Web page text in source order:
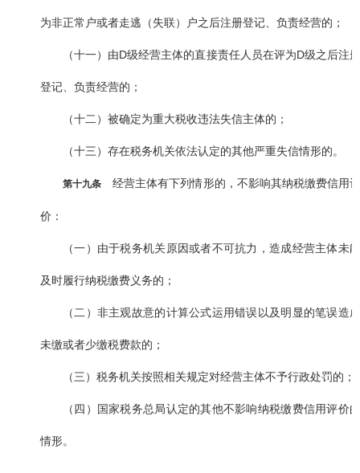
为非正常户或者走逃（失联）户之后注册登记、负责经营的；
（十一）由D级经营主体的直接责任人员在评为D级之后注册
登记、负责经营的；
（十二）被确定为重大税收违法失信主体的；
（十三）存在税务机关依法认定的其他严重失信情形的。
第十九条 经营主体有下列情形的，不影响其纳税缴费信用
价：
（一）由于税务机关原因或者不可抗力，造成经营主体未能
及时履行纳税缴费义务的；
（二）非主观故意的计算公式运用错误以及明显的笔误造成
未缴或者少缴税费款的；
（三）税务机关按照相关规定对经营主体不予行政处罚的；
（四）国家税务总局认定的其他不影响纳税缴费信用评价的
情形。